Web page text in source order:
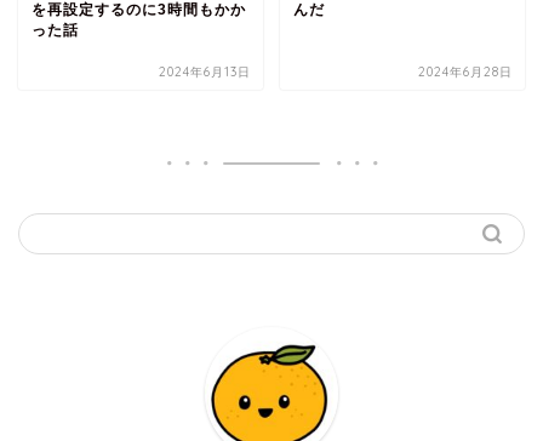
を再設定するのに3時間もかか
った話
2024年6月13日
んだ
2024年6月28日